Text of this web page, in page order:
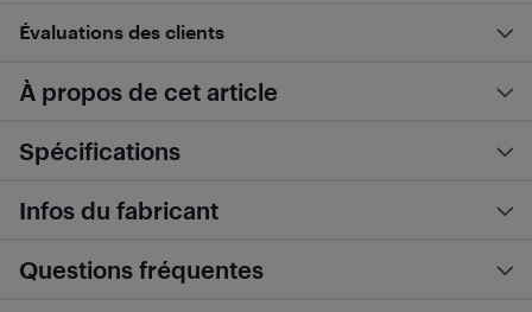
Évaluations des clients
À propos de cet article
Spécifications
Infos du fabricant
Questions fréquentes